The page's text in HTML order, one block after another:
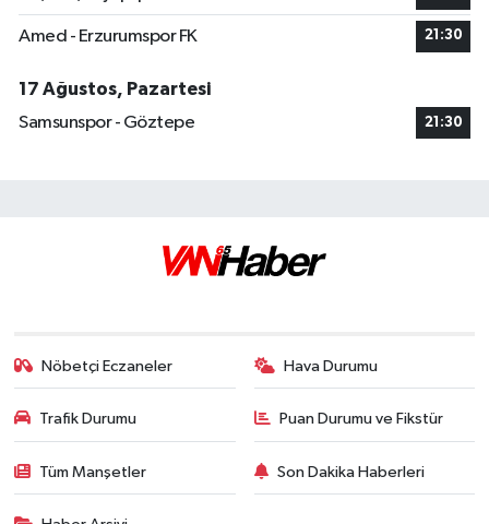
Amed - Erzurumspor FK 21:30
17 Ağustos, Pazartesi
Samsunspor - Göztepe
21:30
Nöbetçi Eczaneler Hava Durumu
Trafik Durumu Puan Durumu ve Fikstür
Tüm Manşetler Son Dakika Haberleri